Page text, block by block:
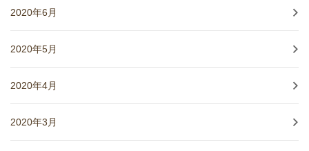
2020年6月
2020年5月
2020年4月
2020年3月